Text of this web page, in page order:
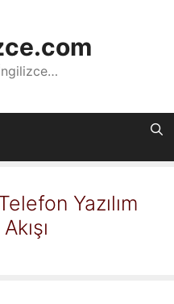
Yazılım